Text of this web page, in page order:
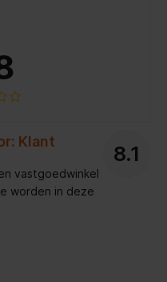
Klant 8.1
vastgoedwinkel
worden in deze